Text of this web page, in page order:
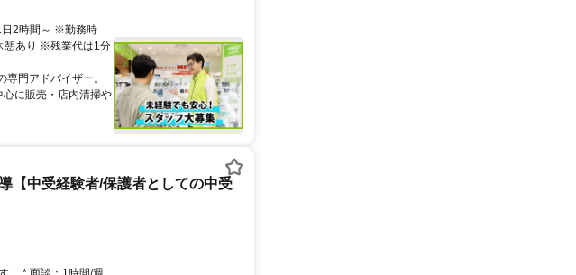
日2時間～ ※勤務時
憩あり ※残業代は1分
門アドバイザー。
に販売・店内清掃や
【中受経験者/保護者としての中受